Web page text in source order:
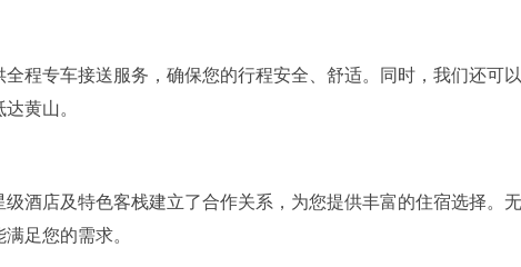
程专车接送服务，确保您的行程安全、舒适。同时，我们还可
黄山。
酒店及特色客栈建立了合作关系，为您提供丰富的住宿选择。
足您的需求。